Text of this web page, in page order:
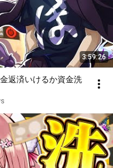
3:59:26
返済いけるか資金洗